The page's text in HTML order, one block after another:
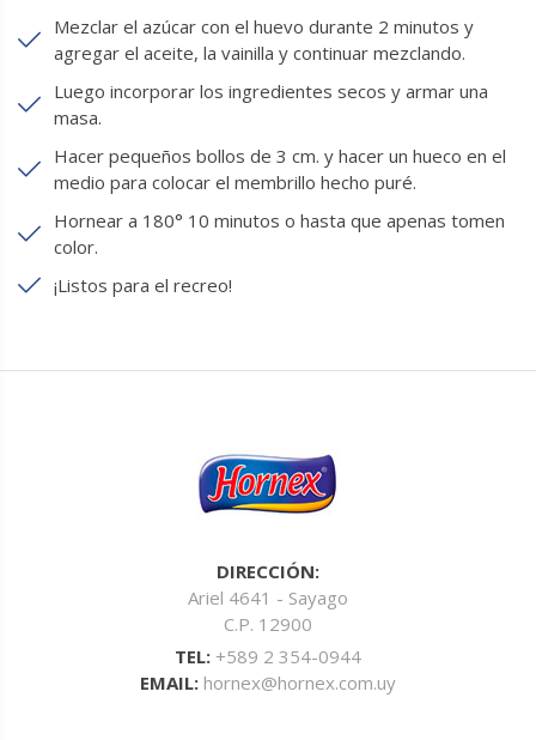
Mezclar el azúcar con el huevo durante 2 minutos y
agregar el aceite, la vainilla y continuar mezclando.
Luego incorporar los ingredientes secos y armar una
masa.
Hacer pequeños bollos de 3 cm. y hacer un hueco en el
medio para colocar el membrillo hecho puré.
Hornear a 180° 10 minutos o hasta que apenas tomen
color.
¡Listos para el recreo!
DIRECCIÓN:
Ariel 4641 - Sayago
C.P. 12900
TEL: +589 2 354-0944
EMAIL: hornex@hornex.com.uy